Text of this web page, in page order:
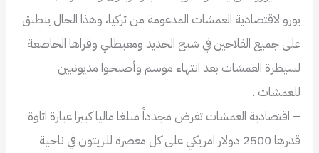
يورو لاقتصادية العمشات المدعومة من تركيا، وهذا الحال ينطبق
على جميع الفلاحين في شيخ الحديد ومعبطلي وقراها الخاضعة
لسيطرة العمشات بعد انتهاء موسم وأصبحوا مديونيين
للعمشات .
– اقتصادية العمشات تفرض مجدداً مبلغا ماليا كبيرا عبارة اتاوة
قدرها 2500 دولار امريكي على كل معصرة للزيتون في ناحية